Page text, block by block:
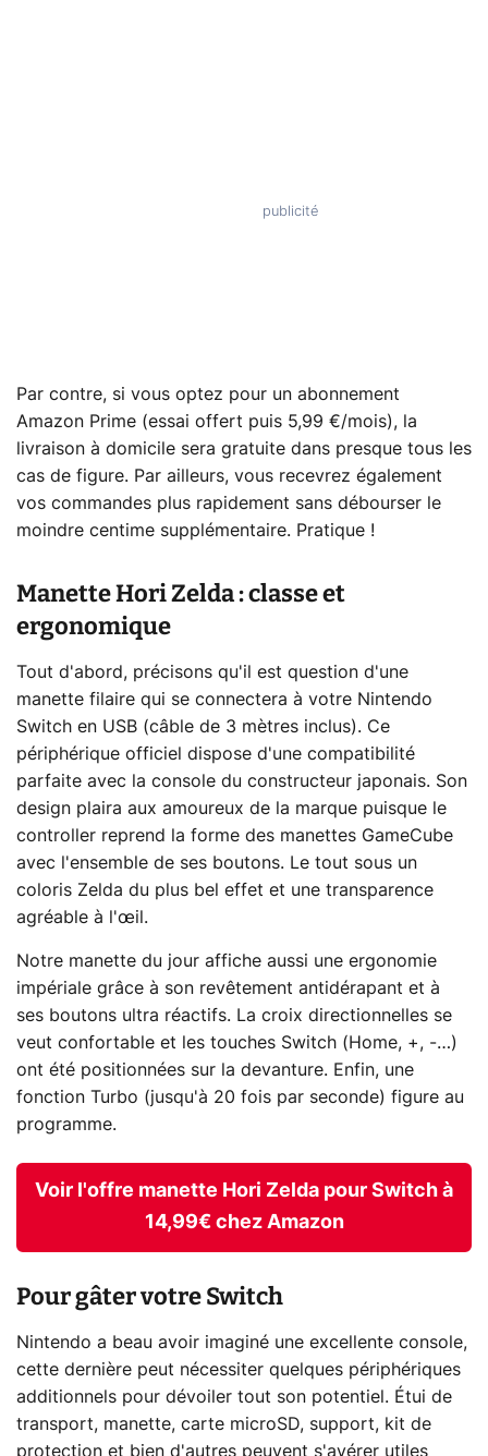
Par contre, si vous optez pour un abonnement
Amazon Prime (essai offert puis 5,99 €/mois), la
livraison à domicile sera gratuite dans presque tous les
cas de figure. Par ailleurs, vous recevrez également
vos commandes plus rapidement sans débourser le
moindre centime supplémentaire. Pratique !
Manette Hori Zelda : classe et
ergonomique
Tout d'abord, précisons qu'il est question d'une
manette filaire qui se connectera à votre Nintendo
Switch en USB (câble de 3 mètres inclus). Ce
périphérique officiel dispose d'une compatibilité
parfaite avec la console du constructeur japonais. Son
design plaira aux amoureux de la marque puisque le
controller reprend la forme des manettes GameCube
avec l'ensemble de ses boutons. Le tout sous un
coloris Zelda du plus bel effet et une transparence
agréable à l'œil.
Notre manette du jour affiche aussi une ergonomie
impériale grâce à son revêtement antidérapant et à
ses boutons ultra réactifs. La croix directionnelles se
veut confortable et les touches Switch (Home, +, -…)
ont été positionnées sur la devanture. Enfin, une
fonction Turbo (jusqu'à 20 fois par seconde) figure au
programme.
Voir l'offre manette Hori Zelda pour Switch à
14,99€ chez Amazon
Pour gâter votre Switch
Nintendo a beau avoir imaginé une excellente console,
cette dernière peut nécessiter quelques périphériques
additionnels pour dévoiler tout son potentiel. Étui de
transport, manette, carte microSD, support, kit de
protection et bien d'autres peuvent s'avérer utiles